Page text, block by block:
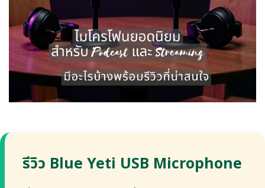
รีวิว Blue Yeti USB Microphone